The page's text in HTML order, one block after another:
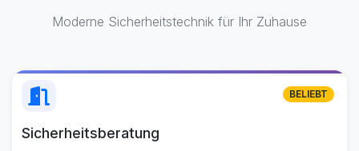
Moderne Sicherheitstechnik für Ihr Zuhause
Sicherheitsberatung
BELIEBT